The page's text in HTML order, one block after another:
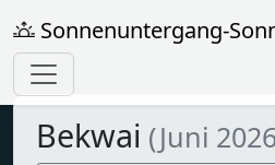
Sonnenuntergang-
Bekwai (Juni